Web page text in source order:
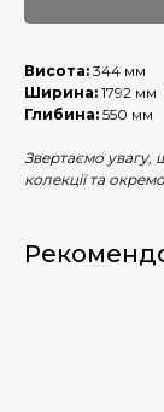
Висота: 344 мм
Ширина: 1792 мм
Глибина: 550 мм
Звертаємо увагу,
колекції та